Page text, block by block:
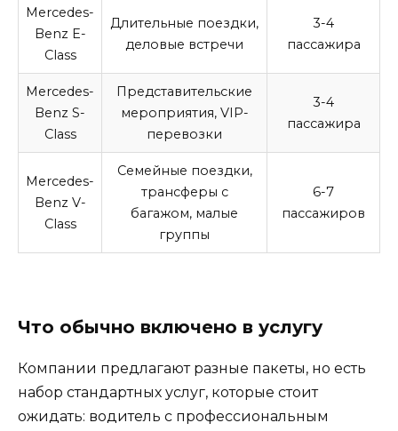
Mercedes-
Benz E-
Class
Длительные поездки,
деловые встречи
3-4
пассажира
Mercedes-
Benz S-
Class
Представительские
мероприятия, VIP-
перевозки
3-4
пассажира
Mercedes-
Benz V-
Class
Семейные поездки,
трансферы с
багажом, малые
группы
6-7
пассажиров
Что обычно включено в услугу
Компании предлагают разные пакеты, но есть
набор стандартных услуг, которые стоит
ожидать: водитель с профессиональным